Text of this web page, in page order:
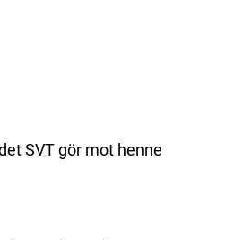
SVT gör mot henne